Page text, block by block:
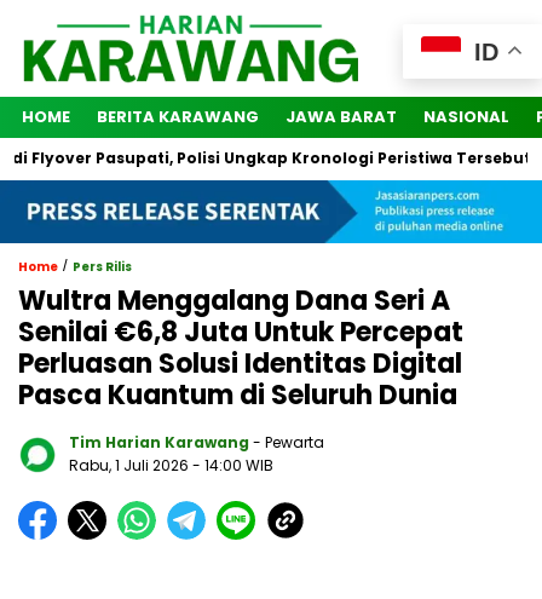
HOME BERITA KARAWANG JAWA BARAT NASIONAL
Pasupati, Polisi Ungkap Kronologi Peristiwa Tersebut
Home / Pers Rilis
Wultra Menggalang Dana Seri A
Senilai €6,8 Juta Untuk Percepat
Perluasan Solusi Identitas Digital
Pasca Kuantum di Seluruh Dunia
Tim Harian Karawang - Pewarta
Rabu, 1 Juli 2026 - 14:00 WIB
ID